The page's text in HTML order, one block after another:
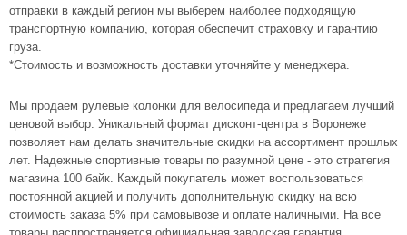
отправки в каждый регион мы выберем наиболее подходящую
транспортную компанию, которая обеспечит страховку и гарантию
груза.
*Стоимость и возможность доставки уточняйте у менеджера.
Мы продаем рулевые колонки для велосипеда и предлагаем лучший
ценовой выбор. Уникальный формат дисконт-центра в Воронеже
позволяет нам делать значительные скидки на ассортимент прошлых
лет. Надежные спортивные товары по разумной цене - это стратегия
магазина 100 байк. Каждый покупатель может воспользоваться
постоянной акцией и получить дополнительную скидку на всю
стоимость заказа 5% при самовывозе и оплате наличными. На все